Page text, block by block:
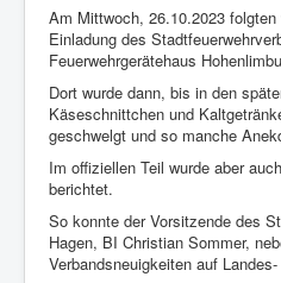
Satzung
Kalender
Status 5
Berichte
Impressum
Datenschutz
Am Mittwoch, 26.10.2023
Einladung des
Feuerwehrgerätehaus
Dort wurde dann, bis in den
Käseschnittchen und
geschwelgt und so manche
Im offiziellen Teil wurde aber
berichtet.
So konnte der Vorsitzende des
Hagen, BI Christian Sommer,
Verbandsneuigkeiten auf